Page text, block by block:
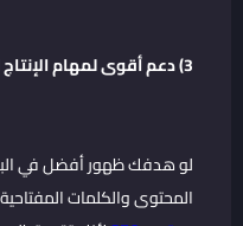
3) دعم أقوى لمهام الإنتاج التسويقي ورفع جودة المحتوى
لو هدفك ظهور أفضل في
المحتوى والكلمات